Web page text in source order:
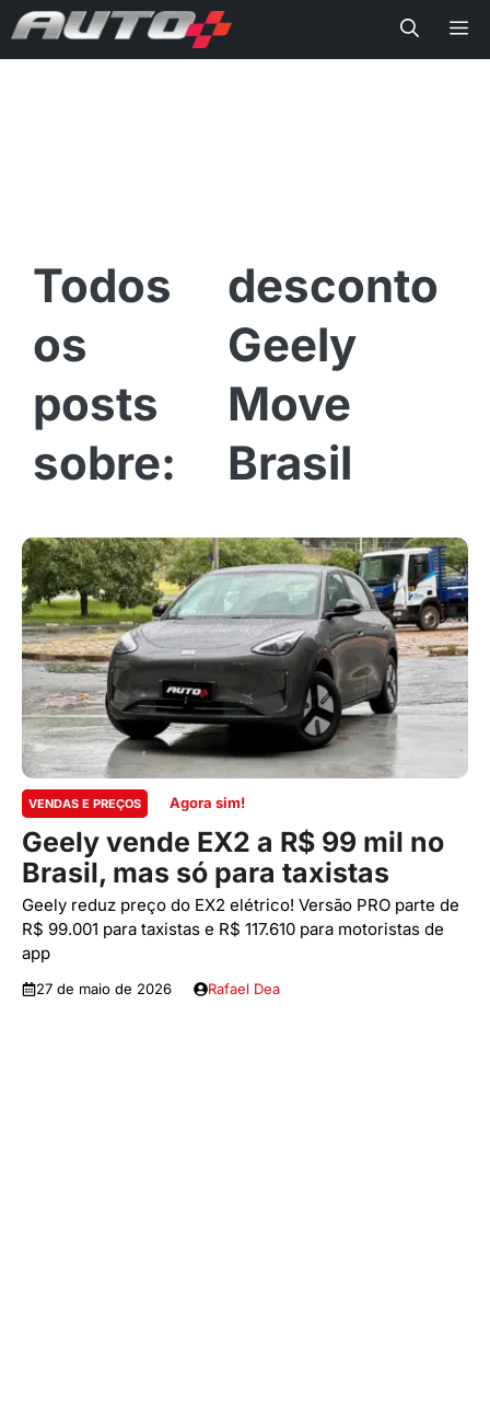
desconto
Geely
Move
Brasil
VENDAS E PREÇOS Agora sim!
Geely vende EX2 a R$ 99 mil no
Brasil, mas só para taxistas
Geely reduz preço do EX2 elétrico! Versão PRO parte de
R$ 99.001 para taxistas e R$ 117.610 para motoristas de
app
27 de maio de 2026 Rafael Dea